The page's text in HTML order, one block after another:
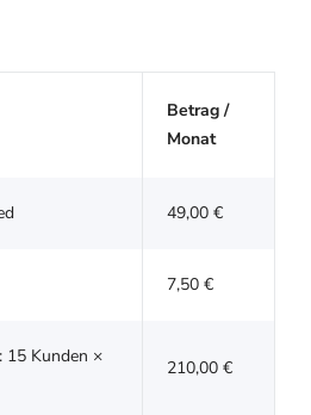
Betrag /
Monat
49,00 €
7,50 €
15 Kunden ×
210,00 €